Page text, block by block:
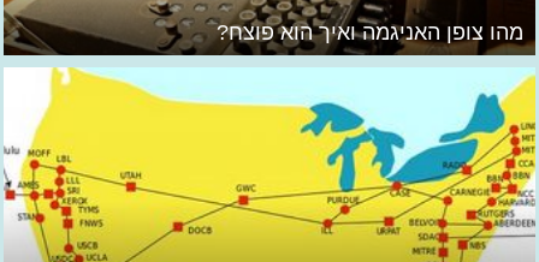
מהו צופן האניגמה ואיך הוא פוצח?